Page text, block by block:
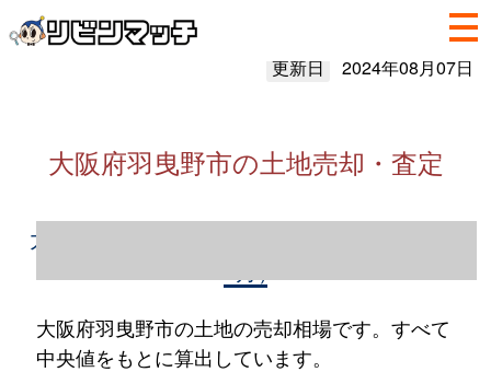
更新日 2024年08月07日
大阪府羽曳野市の土地売却・査定
大阪府羽曳野市の土地売却情報（2023年1～
大阪府羽曳野市の土地の売却相場です。すべて
中央値をもとに算出しています。